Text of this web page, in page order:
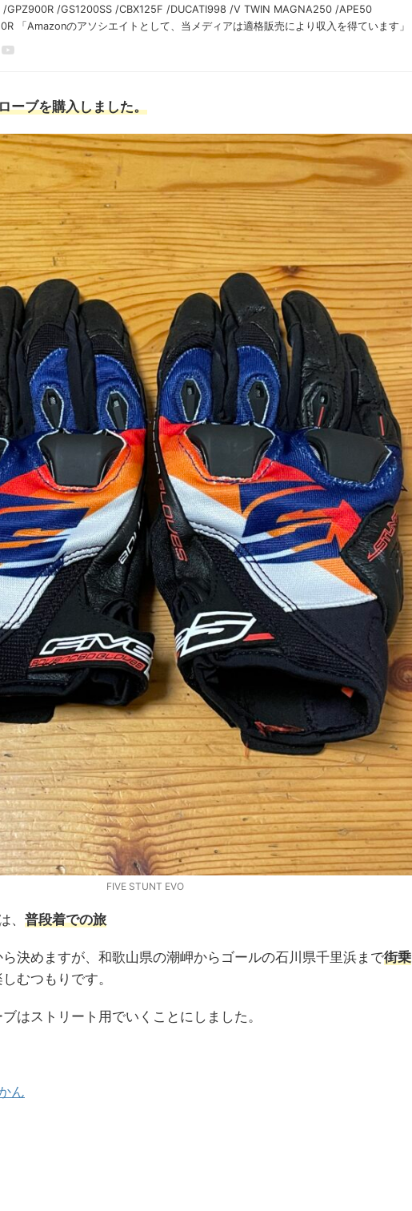
/GPZ900R /GS1200SS /CBX125F /DUCATI998 /V TWIN MAGNA250 /APE50
「Amazonのアソシエイトとして、当メディアは適格販売により収入を得ています」
ーブを購入しました。
FIVE STUNT EVO
、 普段着での旅
決めますが、和歌山県の潮岬からゴールの石川県千里浜まで街乗
むつもりです。
はストリート用でいくことにしました。
ん